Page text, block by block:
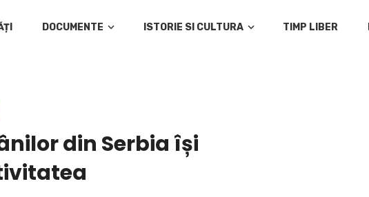
DOCUMENTE ISTORIE SI CULTURA TIMP LIBER
din Serbia își